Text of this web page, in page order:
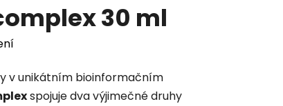
30 ml
v unikátním bioinformačním
spojuje dva výjimečné druhy